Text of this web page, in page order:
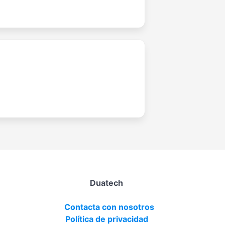
Duatech
Contacta con nosotros
Política de privacidad